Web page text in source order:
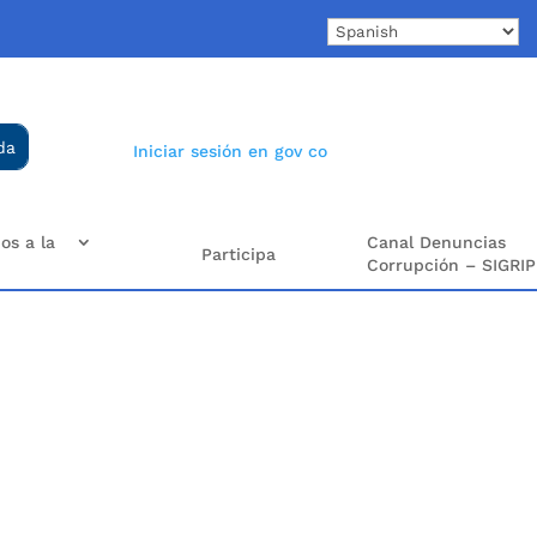
Iniciar sesión en gov co
a la
Participa
Canal Denuncias
Corrupción – SIGRIP